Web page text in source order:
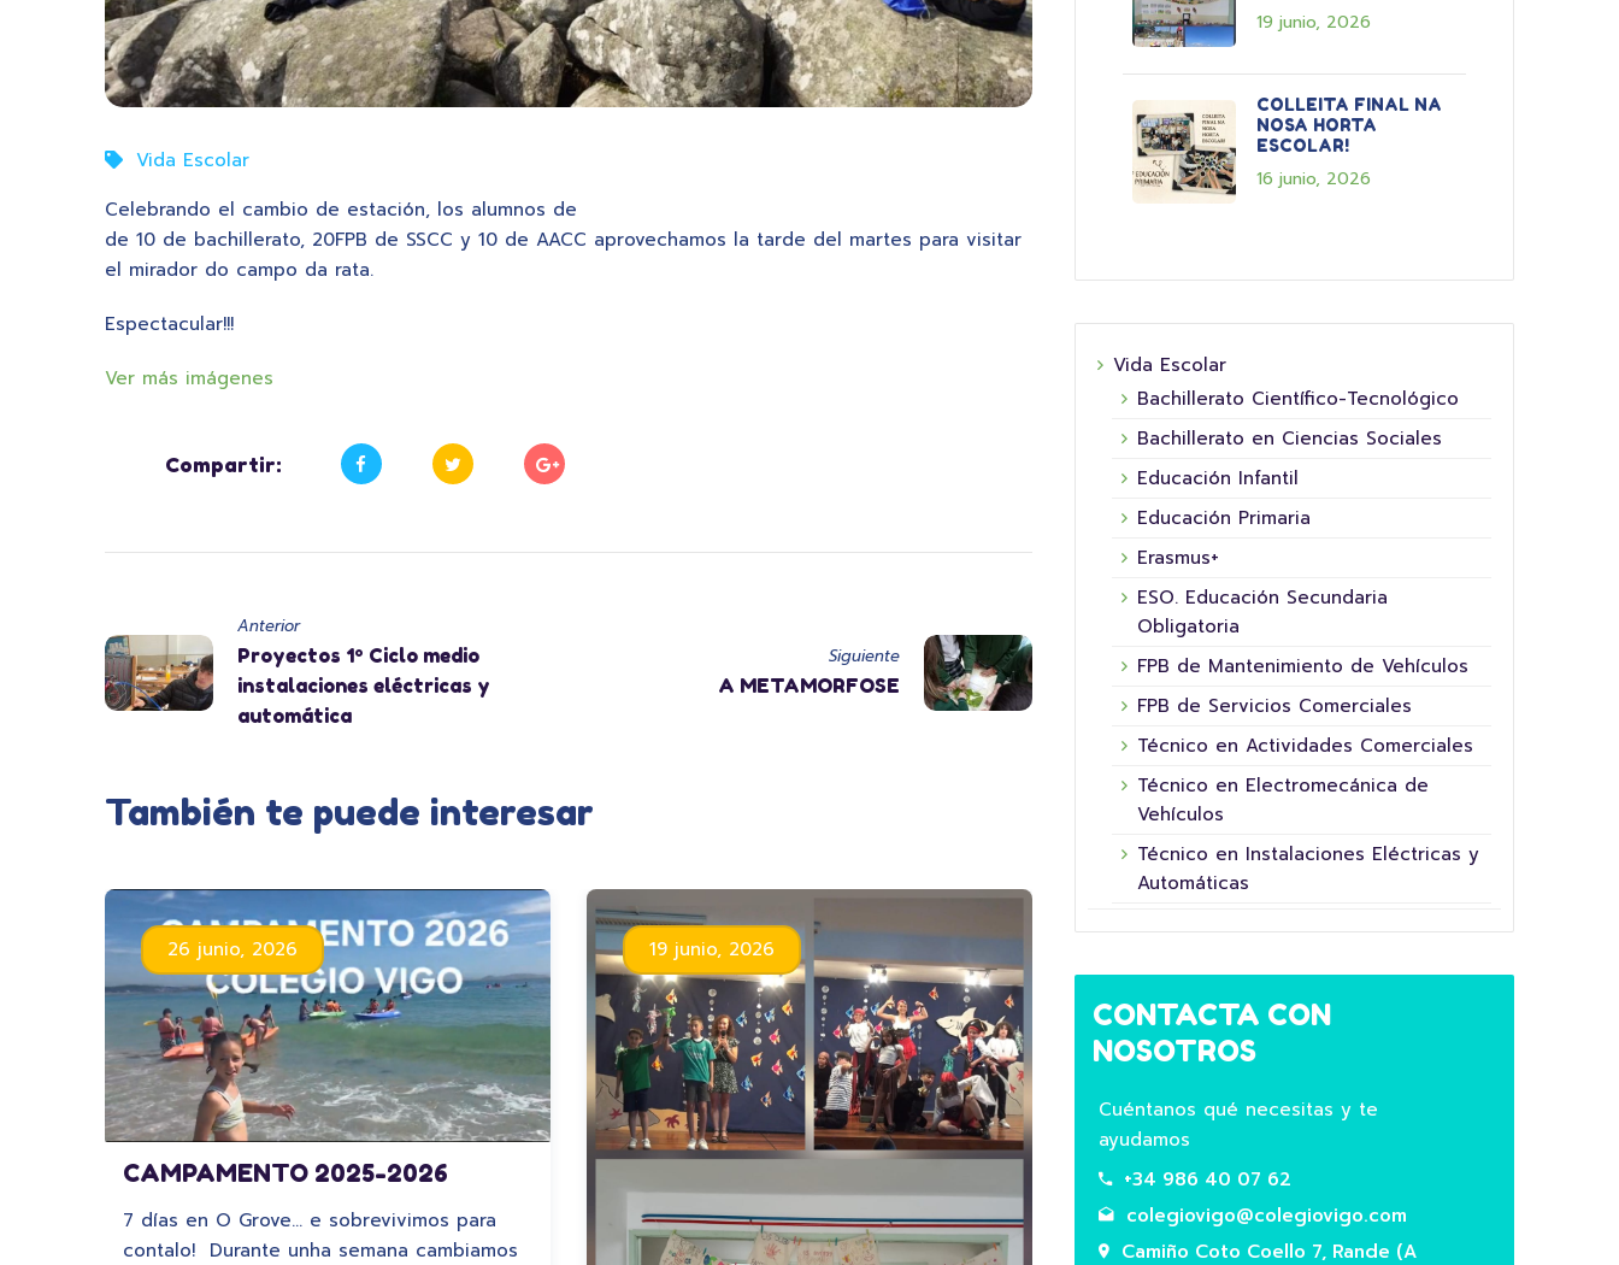
Vida Escolar
Celebrando el cambio de estación, los alumnos de
de 10 de bachillerato, 20FPB de SSCC y 10 de AACC aprovechamos la tarde del martes para visitar
el mirador do campo da rata.
Espectacular!!!
Ver más imágenes
Compartir:
Anterior
Proyectos 1º Ciclo medio
instalaciones eléctricas y
automática
Siguiente
A METAMORFOSE
También te puede interesar
26 junio, 2026
CAMPAMENTO 2025-2026
7 días en O Grove… e sobrevivimos para
contalo! Durante unha semana cambiamos
19 junio, 2026
5º XORNADA DE
19 junio, 2026
COLLEITA FINAL NA
NOSA HORTA
ESCOLAR!
16 junio, 2026
Vida Escolar
Bachillerato Científico-Tecnológico
Bachillerato en Ciencias Sociales
Educación Infantil
Educación Primaria
Erasmus+
ESO. Educación Secundaria
Obligatoria
FPB de Mantenimiento de Vehículos
FPB de Servicios Comerciales
Técnico en Actividades Comerciales
Técnico en Electromecánica de
Vehículos
Técnico en Instalaciones Eléctricas y
Automáticas
CONTACTA CON
NOSOTROS
Cuéntanos qué necesitas y te
ayudamos
+34 986 40 07 62
colegiovigo@colegiovigo.com
Camiño Coto Coello 7, Rande (A